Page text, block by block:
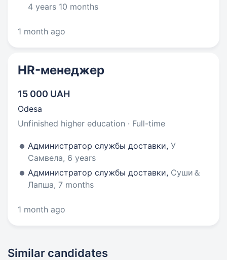
4 years 10 months
1 month ago
HR-менеджер
15 000 UAH
Odesa
Unfinished higher education · Full-time
Администратор службы доставки, У
Самвела, 6 years
Администратор службы доставки, Суши＆
Лапша, 7 months
1 month ago
Similar candidates